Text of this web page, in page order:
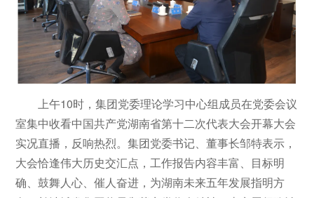
上午10时，集团党委理论学习中心组成员在党委会议
室集中收看中国共产党湖南省第十二次代表大会开幕大会
实况直播，反响热烈。集团党委书记、董事长邹特表示，
大会恰逢伟大历史交汇点，工作报告内容丰富、目标明
确、鼓舞人心、催人奋进，为湖南未来五年发展指明方